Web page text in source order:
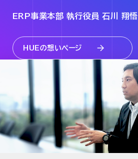
ERP事業本部 執行役員 石川 翔悟
HUEの想いページ